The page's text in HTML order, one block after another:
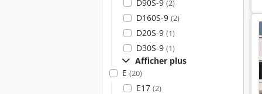
D90S-9 (2)
D160S-9 (2)
D20S-9 (1)
D30S-9 (1)
Afficher plus
E (20)
E17 (2)